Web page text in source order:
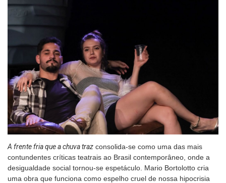
A frente fria que a chuva traz consolida-se como uma das mais
contundentes críticas teatrais ao Brasil contemporâneo, onde a
desigualdade social tornou-se espetáculo. Mario Bortolotto cria
uma obra que funciona como espelho cruel de nossa hipocrisia